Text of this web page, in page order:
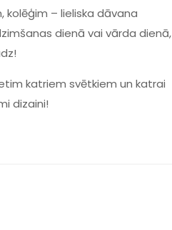
kolēģim – lieliska dāvana
dienā vai vārda dienā,
katriem svētkiem un katrai
dizaini!